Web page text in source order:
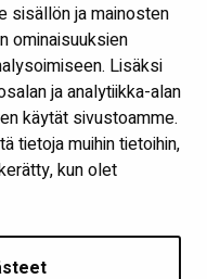
sisällön ja mainosten
ominaisuuksien
Lisäksi
ja analytiikka-alan
käytät sivustoamme.
tietoja muihin tietoihin,
kun olet